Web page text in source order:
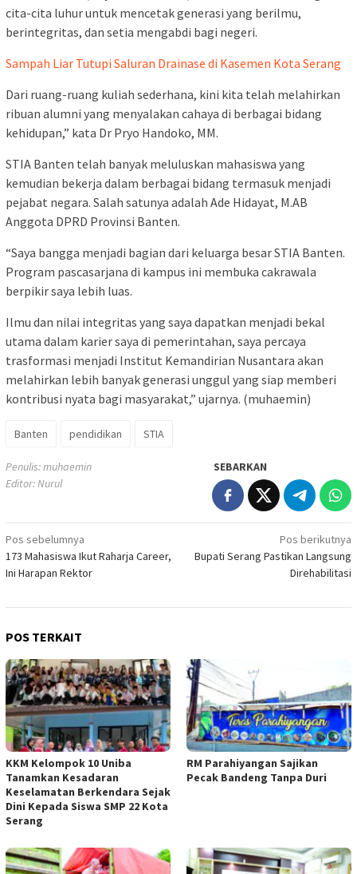
cita-cita luhur untuk mencetak generasi yang berilmu,
berintegritas, dan setia mengabdi bagi negeri.
Sampah Liar Tutupi Saluran Drainase di Kasemen Kota Serang
Dari ruang-ruang kuliah sederhana, kini kita telah melahirkan
ribuan alumni yang menyalakan cahaya di berbagai bidang
kehidupan,” kata Dr Pryo Handoko, MM.
STIA Banten telah banyak meluluskan mahasiswa yang
kemudian bekerja dalam berbagai bidang termasuk menjadi
pejabat negara. Salah satunya adalah Ade Hidayat, M.AB
Anggota DPRD Provinsi Banten.
“Saya bangga menjadi bagian dari keluarga besar STIA Banten.
Program pascasarjana di kampus ini membuka cakrawala
berpikir saya lebih luas.
Ilmu dan nilai integritas yang saya dapatkan menjadi bekal
utama dalam karier saya di pemerintahan, saya percaya
trasformasi menjadi Institut Kemandirian Nusantara akan
melahirkan lebih banyak generasi unggul yang siap memberi
kontribusi nyata bagi masyarakat,” ujarnya. (muhaemin)
Banten pendidikan STIA
Penulis: muhaemin
Editor: Nurul
SEBARKAN
Navigasi
pos
Pos sebelumnya
173 Mahasiswa Ikut Raharja Career,
Ini Harapan Rektor
Pos berikutnya
Bupati Serang Pastikan Langsung
Direhabilitasi
POS TERKAIT
KKM Kelompok 10 Uniba
Tanamkan Kesadaran
Keselamatan Berkendara Sejak
Dini Kepada Siswa SMP 22 Kota
Serang
RM Parahiyangan Sajikan
Pecak Bandeng Tanpa Duri